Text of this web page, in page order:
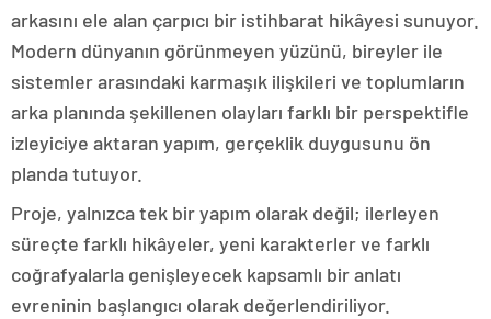
arkasını ele alan çarpıcı bir istihbarat hikâyesi sunuyor.
Modern dünyanın görünmeyen yüzünü, bireyler ile
sistemler arasındaki karmaşık ilişkileri ve toplumların
arka planında şekillenen olayları farklı bir perspektifle
izleyiciye aktaran yapım, gerçeklik duygusunu ön
planda tutuyor.
Proje, yalnızca tek bir yapım olarak değil; ilerleyen
süreçte farklı hikâyeler, yeni karakterler ve farklı
coğrafyalarla genişleyecek kapsamlı bir anlatı
evreninin başlangıcı olarak değerlendiriliyor.